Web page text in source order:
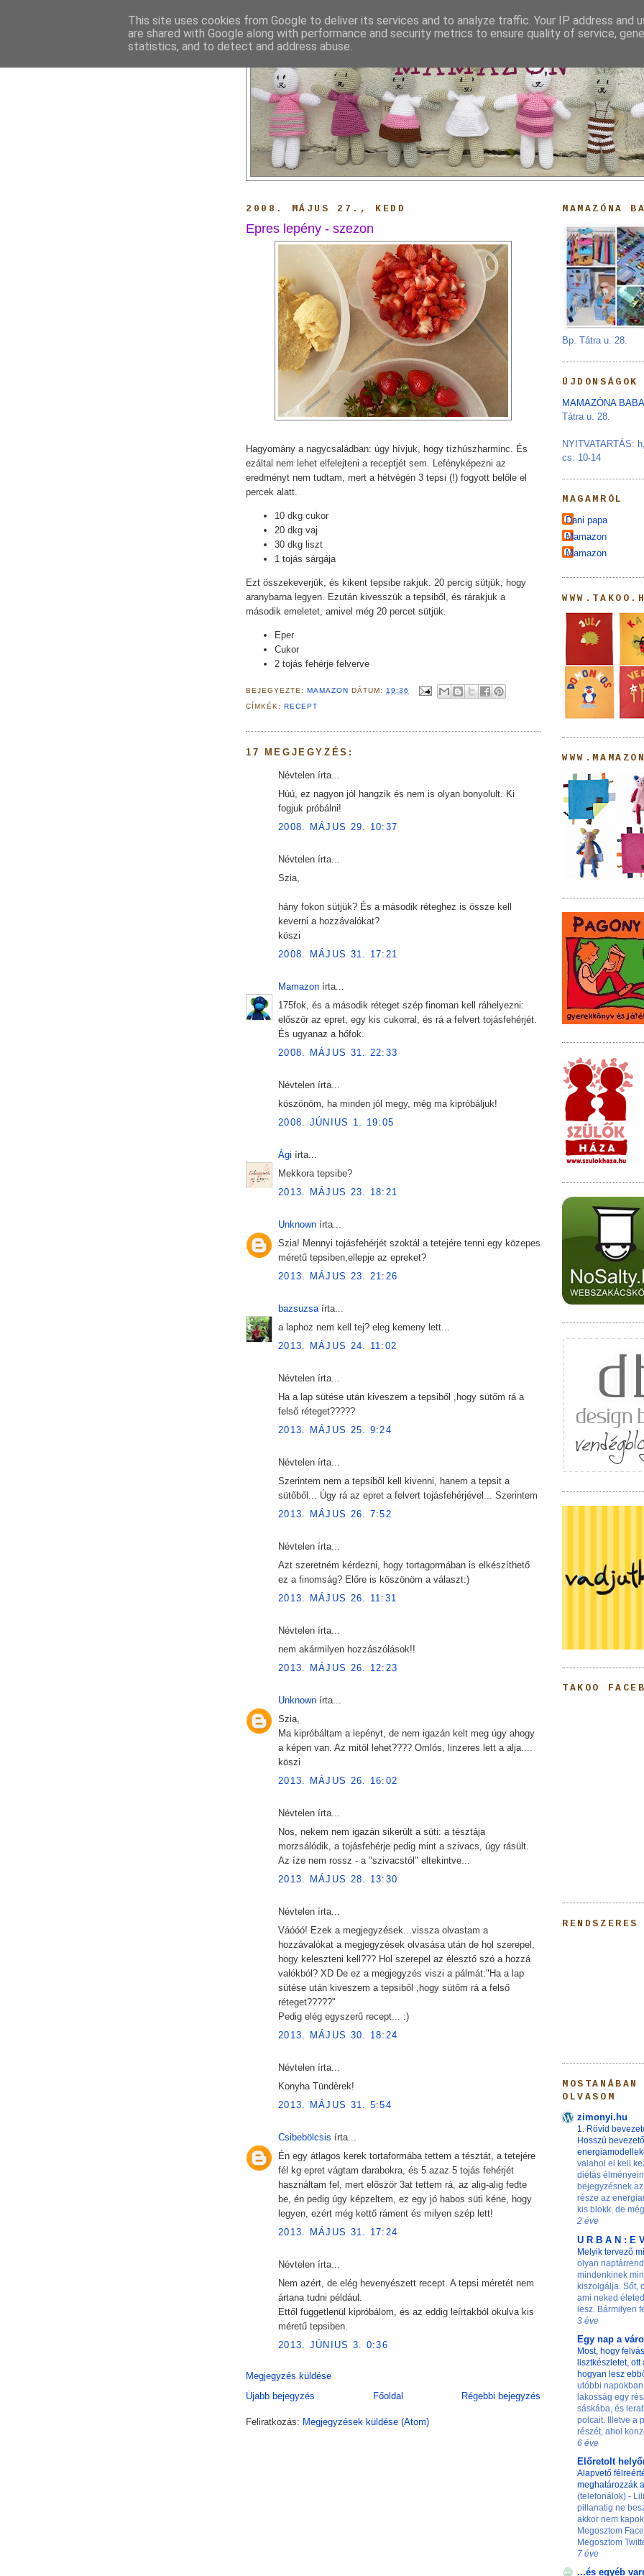
MAMAZON
2008. MÁJUS 27., KEDD
Epres lepény - szezon
Hagyomány a nagycsaládban: úgy hívjuk, hogy tízhúszharminc. És
ezáltal nem lehet elfelejteni a receptjét sem. Lefényképezni az
eredményt nem tudtam, mert a hétvégén 3 tepsi (!) fogyott belőle el
percek alatt.
10 dkg cukor
20 dkg vaj
30 dkg liszt
1 tojás sárgája
Ezt összekeverjük, és kikent tepsibe rakjuk. 20 percig sütjük, hogy
aranybarna legyen. Ezután kivesszük a tepsiből, és rárakjuk a
második emeletet, amivel még 20 percet sütjük.
Eper
Cukor
2 tojás fehérje felverve
BEJEGYEZTE:MAMAZON DÁTUM:19:36
CÍMKÉK:RECEPT
17 MEGJEGYZÉS:
Névtelen írta...
Húú, ez nagyon jól hangzik és nem is olyan bonyolult. Ki
fogjuk próbálni!
2008. MÁJUS 29. 10:37
Névtelen írta...
Szia,
hány fokon sütjük? És a második réteghez is össze kell
keverni a hozzávalókat?
köszi
2008. MÁJUS 31. 17:21
Mamazon írta...
175fok, és a második réteget szép finoman kell ráhelyezni:
először az epret, egy kis cukorral, és rá a felvert tojásfehérjét.
És ugyanaz a hőfok.
2008. MÁJUS 31. 22:33
Névtelen írta...
köszönöm, ha minden jól megy, még ma kipróbáljuk!
2008. JÚNIUS 1. 19:05
Ági írta...
Mekkora tepsibe?
2013. MÁJUS 23. 18:21
Unknown írta...
Szia! Mennyi tojásfehérjét szoktál a tetejére tenni egy közepes
méretű tepsiben,ellepje az epreket?
2013. MÁJUS 23. 21:26
bazsuzsa írta...
a laphoz nem kell tej? eleg kemeny lett...
2013. MÁJUS 24. 11:02
Névtelen írta...
Ha a lap sütése után kiveszem a tepsiből ,hogy sütőm rá a
felső réteget?????
2013. MÁJUS 25. 9:24
Névtelen írta...
Szerintem nem a tepsiből kell kivenni, hanem a tepsit a
sütőből... Úgy rá az epret a felvert tojásfehérjével... Szerintem
2013. MÁJUS 26. 7:52
Névtelen írta...
Azt szeretném kérdezni, hogy tortagormában is elkészíthető
ez a finomság? Előre is köszönöm a választ:)
2013. MÁJUS 26. 11:31
Névtelen írta...
nem akármilyen hozzászólások!!
2013. MÁJUS 26. 12:23
Unknown írta...
Szia,
Ma kipróbáltam a lepényt, de nem igazán kelt meg úgy ahogy
a képen van. Az mitöl lehet???? Omlós, linzeres lett a alja....
köszi
2013. MÁJUS 26. 16:02
Névtelen írta...
Nos, nekem nem igazán sikerült a süti: a tésztája
morzsálódik, a tojásfehérje pedig mint a szivacs, úgy rásült.
Az íze nem rossz - a "szivacstól" eltekintve...
2013. MÁJUS 28. 13:30
Névtelen írta...
Váóóó! Ezek a megjegyzések...vissza olvastam a
hozzávalókat a megjegyzések olvasása után de hol szerepel,
hogy keleszteni kell??? Hol szerepel az élesztő szó a hozzá
valókból? XD De ez a megjegyzés viszi a pálmát:"Ha a lap
sütése után kiveszem a tepsiből ,hogy sütőm rá a felső
réteget?????"
Pedig elég egyszerű recept... :)
2013. MÁJUS 30. 18:24
Névtelen írta...
Konyha Tündèrek!
2013. MÁJUS 31. 5:54
Csibebölcsis írta...
Én egy átlagos kerek tortaformába tettem a tésztát, a tetejére
fél kg epret vágtam darabokra, és 5 azaz 5 tojás fehérjét
használtam fel, mert először 3at tettem rá, az alig-alig fedte
be, én pedig úgy képzeltem, ez egy jó habos süti kéne, hogy
legyen, ezért még kettő ráment és milyen szép lett!
2013. MÁJUS 31. 17:24
Névtelen írta...
Nem azért, de elég hevenyészett recept. A tepsi méretét nem
ártana tudni például.
Ettől függetlenül kipróbálom, és az eddig leírtakból okulva kis
méretű tepsiben.
2013. JÚNIUS 3. 0:36
Megjegyzés küldése
Újabb bejegyzés
Régebbi bejegyzés
Főoldal
Feliratkozás: Megjegyzések küldése (Atom)
MAMAZÓNA
Bp. Tátra u. 28.
ÚJDONSÁGOK
MAMAZÓNA
Tátra u. 28.
NYITVATARTÁS:
cs: 10-14
MAGAMRÓL
Dani papa
Mamazon
Mamazon
TAKOO
OLVASOM
zimonyi.hu
1. Rövid
Hosszú bevezető
valahol el kell
diétás
bejegyzésnek
része az
kis blokk, de
2 éve
U R B A N : E
Melyik tervező
olyan
mindenkinek
kiszolgálja. Sőt,
ami neked
lesz. Bármilyen
3 éve
Egy nap a
Most, hogy
lisztkészletet, ott
hogyan lesz
utóbbi
lakosság egy
sáskába, és
polcait. Illetve a
részét, ahol
6 éve
Előretolt
Alapvető
meghatározzák
(telefonálok) -
pillanatig ne
akkor nem
Megosztom
Megosztom
7 éve
...és egyéb
This site uses cookies from Google to deliver its services and to analyze traffic. Your IP address and
are shared with Google along with performance and security metrics to ensure quality of service,
statistics, and to detect and address abuse.